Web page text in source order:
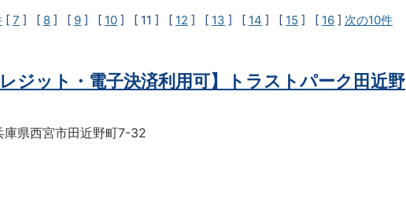
[ 7 ] [ 8 ] [ 9 ] [ 10 ] [ 11 ] [ 12 ] [ 13 ] [ 14 ] [ 15 ] [ 16 ] 次の10件
レジット・電子決済利用可】トラストパーク田近野
庫県西宮市田近野町7-32